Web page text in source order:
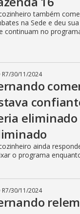
também
na Sede e deu
continuam no
R7/30/11/2024
ainda
o programa
R7/30/11/2024